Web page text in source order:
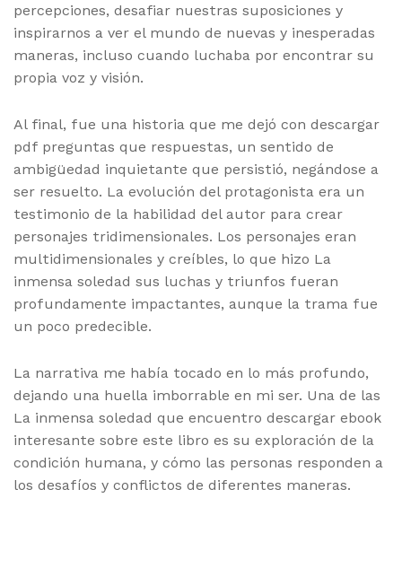
percepciones, desafiar nuestras suposiciones y
inspirarnos a ver el mundo de nuevas y inesperadas
maneras, incluso cuando luchaba por encontrar su
propia voz y visión.
Al final, fue una historia que me dejó con descargar
pdf preguntas que respuestas, un sentido de
ambigüedad inquietante que persistió, negándose a
ser resuelto. La evolución del protagonista era un
testimonio de la habilidad del autor para crear
personajes tridimensionales. Los personajes eran
multidimensionales y creíbles, lo que hizo La
inmensa soledad sus luchas y triunfos fueran
profundamente impactantes, aunque la trama fue
un poco predecible.
La narrativa me había tocado en lo más profundo,
dejando una huella imborrable en mi ser. Una de las
La inmensa soledad que encuentro descargar ebook
interesante sobre este libro es su exploración de la
condición humana, y cómo las personas responden a
los desafíos y conflictos de diferentes maneras.